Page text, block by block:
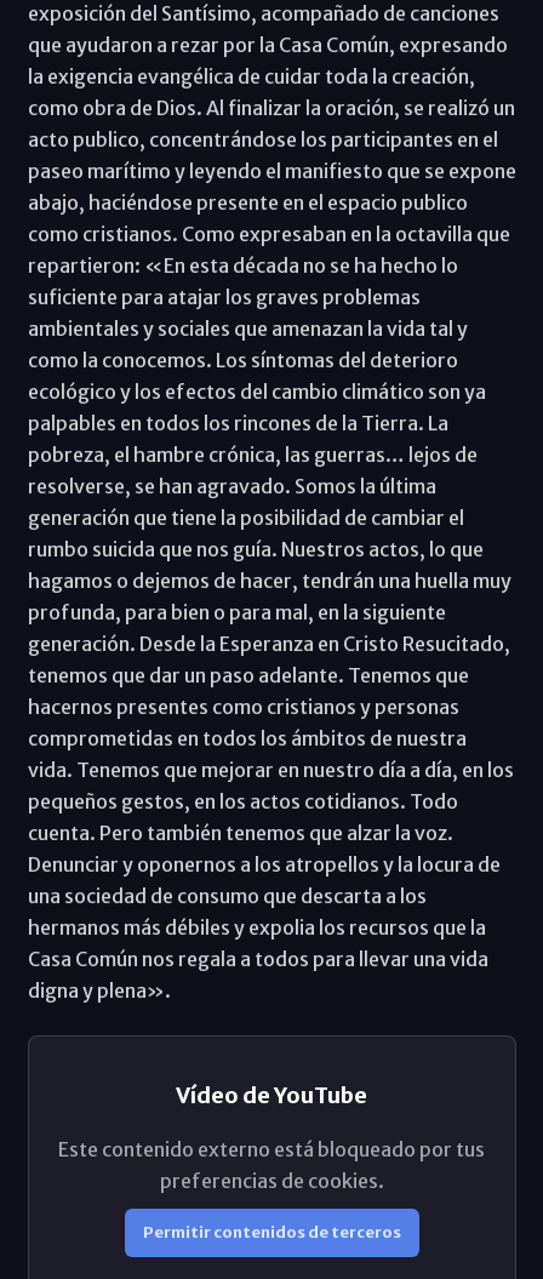
exposición del Santísimo, acompañado de canciones
que ayudaron a rezar por la Casa Común, expresando
la exigencia evangélica de cuidar toda la creación,
como obra de Dios. Al finalizar la oración, se realizó un
acto publico, concentrándose los participantes en el
paseo marítimo y leyendo el manifiesto que se expone
abajo, haciéndose presente en el espacio publico
como cristianos. Como expresaban en la octavilla que
repartieron: «En esta década no se ha hecho lo
suficiente para atajar los graves problemas
ambientales y sociales que amenazan la vida tal y
como la conocemos. Los síntomas del deterioro
ecológico y los efectos del cambio climático son ya
palpables en todos los rincones de la Tierra. La
pobreza, el hambre crónica, las guerras… lejos de
resolverse, se han agravado. Somos la última
generación que tiene la posibilidad de cambiar el
rumbo suicida que nos guía. Nuestros actos, lo que
hagamos o dejemos de hacer, tendrán una huella muy
profunda, para bien o para mal, en la siguiente
generación. Desde la Esperanza en Cristo Resucitado,
tenemos que dar un paso adelante. Tenemos que
hacernos presentes como cristianos y personas
comprometidas en todos los ámbitos de nuestra
vida. Tenemos que mejorar en nuestro día a día, en los
pequeños gestos, en los actos cotidianos. Todo
cuenta. Pero también tenemos que alzar la voz.
Denunciar y oponernos a los atropellos y la locura de
una sociedad de consumo que descarta a los
hermanos más débiles y expolia los recursos que la
Casa Común nos regala a todos para llevar una vida
digna y plena».
Vídeo de YouTube
Este contenido externo está bloqueado por tus
preferencias de cookies.
Permitir contenidos de terceros